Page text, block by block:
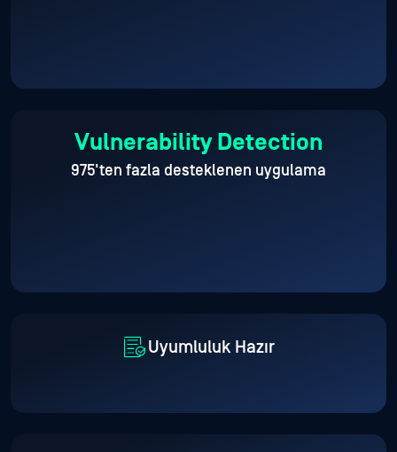
Vulnerability Detection
975'ten fazla desteklenen uygulama
Uyumluluk Hazır